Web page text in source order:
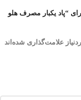
“پاد یکبار مصرف هلو
علامت‌گذاری شده‌اند